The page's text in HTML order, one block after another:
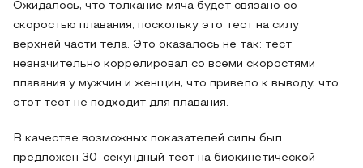
Ожидалось, что толкание мяча будет связано со
скоростью плавания, поскольку это тест на силу
верхней части тела. Это оказалось не так: тест
незначительно коррелировал со всеми скоростями
плавания у мужчин и женщин, что привело к выводу, что
этот тест не подходит для плавания.
В качестве возможных показателей силы был
предложен 30-секундный тест на биокинетической